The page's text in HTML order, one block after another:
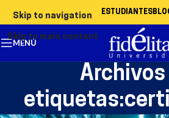
Skip to navigation
Skip to main content
ESTUDIANTES
MENÚ
Archivos